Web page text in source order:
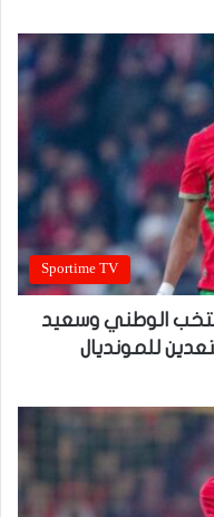
Sportime TV
الوطني وسعيد
للمونديال